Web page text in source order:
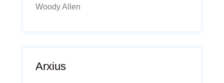
Woody Allen
Arxius